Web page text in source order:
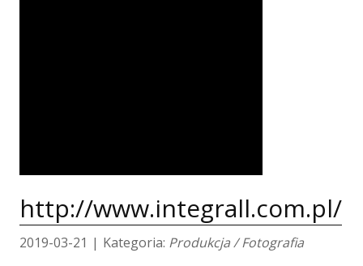
Biżuteria
Dla Dzieci
http://www.integrall.com.pl/
2019-03-21 | Kategoria: Produkcja / Fotografia